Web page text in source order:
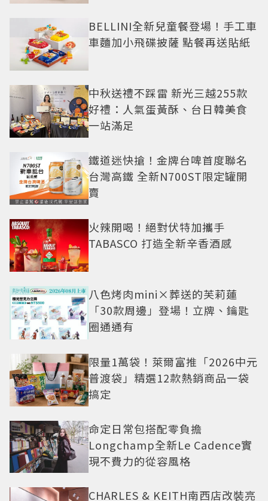
BELLINI全新兒童餐登場！手工車
車麵加小飛碟披薩 點餐再送貼紙
中秋送禮不踩雷 新光三越255款
好禮：人氣蛋黃酥、台日韓美食
一站滿足
鐵道迷快搶！金牌台啤首度聯名
台灣高鐵 全新N700ST限定罐開
賣
火辣開喝！絕對伏特加攜手
TABASCO 打造全新辛香酒感
八色烤肉mini×葬送的芙莉蓮
「30款周邊」登場！立牌、鑰匙
圈通通有
限量1萬袋！萊爾富推「2026中元
普渡袋」精選12款熱銷商品一袋
搞定
命定日常包搭配零負擔
Longchamp全新Le Cadence實
現不費力的從容風格
CHARLES & KEITH南西店改裝亮